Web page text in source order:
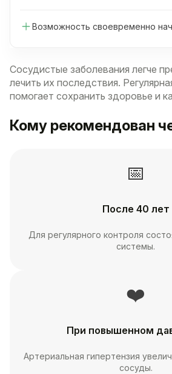
Возможность своевременно
Сосудистые заболевания легче
лечить их последствия.
помогает сохранить здоровье и
Кому рекомендован
📅
После 40 лет
Для регулярного контроля
системы.
❤️
При повышенном
Артериальная гипертензия
сосуды.